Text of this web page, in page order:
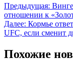
Предыдущая:
отношении к
Далее: Кормье
UFC, если сменит
Похожие